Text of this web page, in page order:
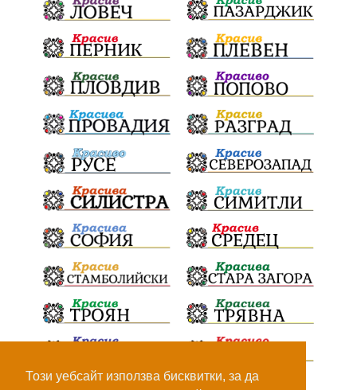
Този уебсайт използва бисквитки, за да
ПартияВеличие ЕкатеринаДафовска Тракия
ПТП Сливен КварталРечица Данъци
ПътнаИнфраструктура Асфалт
БрашноСтоименов ИстинскиХляб
БългарскоКачество Запис
ПолитическоЗадкулисие Микродрон
КомарДрон КитайскаТехнология
ВоенниТехнологии Наркотици
Демерджиев